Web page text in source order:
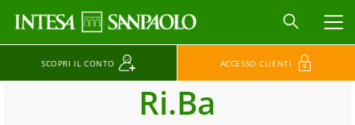
SCOPRI IL CONTO ACCESSO CLIENTI
Ri.Ba